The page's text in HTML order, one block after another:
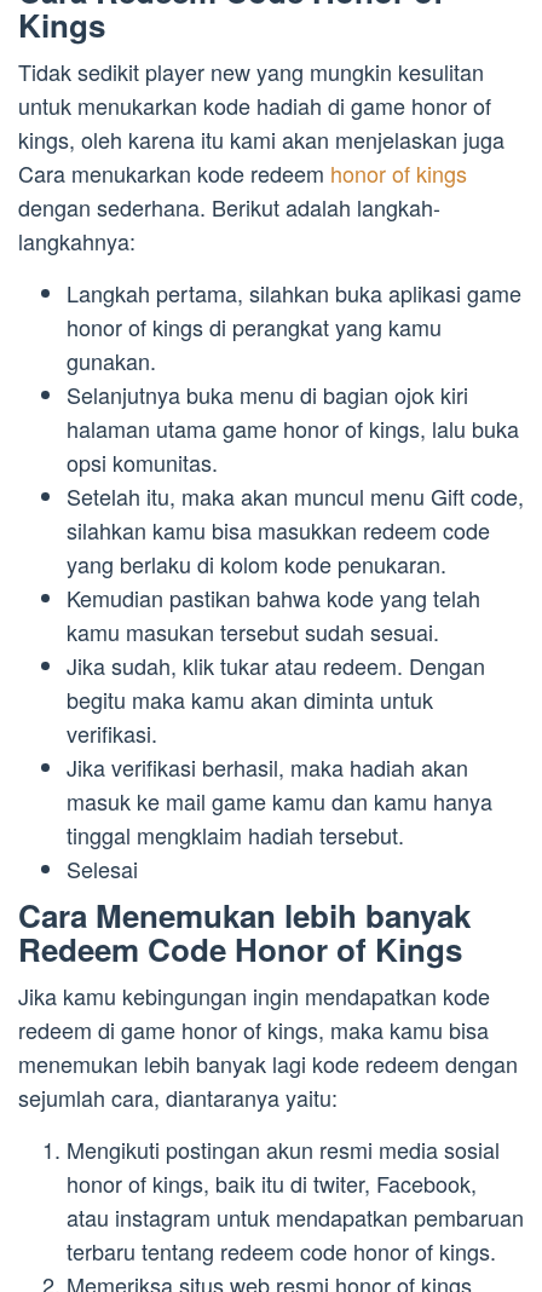
Kings
Tidak sedikit player new yang mungkin kesulitan
untuk menukarkan kode hadiah di game honor of
kings, oleh karena itu kami akan menjelaskan juga
Cara menukarkan kode redeem honor of kings
dengan sederhana. Berikut adalah langkah-
langkahnya:
Langkah pertama, silahkan buka aplikasi game
honor of kings di perangkat yang kamu
gunakan.
Selanjutnya buka menu di bagian ojok kiri
halaman utama game honor of kings, lalu buka
opsi komunitas.
Setelah itu, maka akan muncul menu Gift code,
silahkan kamu bisa masukkan redeem code
yang berlaku di kolom kode penukaran.
Kemudian pastikan bahwa kode yang telah
kamu masukan tersebut sudah sesuai.
Jika sudah, klik tukar atau redeem. Dengan
begitu maka kamu akan diminta untuk
verifikasi.
Jika verifikasi berhasil, maka hadiah akan
masuk ke mail game kamu dan kamu hanya
tinggal mengklaim hadiah tersebut.
Selesai
Cara Menemukan lebih banyak
Redeem Code Honor of Kings
Jika kamu kebingungan ingin mendapatkan kode
redeem di game honor of kings, maka kamu bisa
menemukan lebih banyak lagi kode redeem dengan
sejumlah cara, diantaranya yaitu:
Mengikuti postingan akun resmi media sosial
honor of kings, baik itu di twiter, Facebook,
atau instagram untuk mendapatkan pembaruan
terbaru tentang redeem code honor of kings.
Memeriksa situs web resmi honor of kings